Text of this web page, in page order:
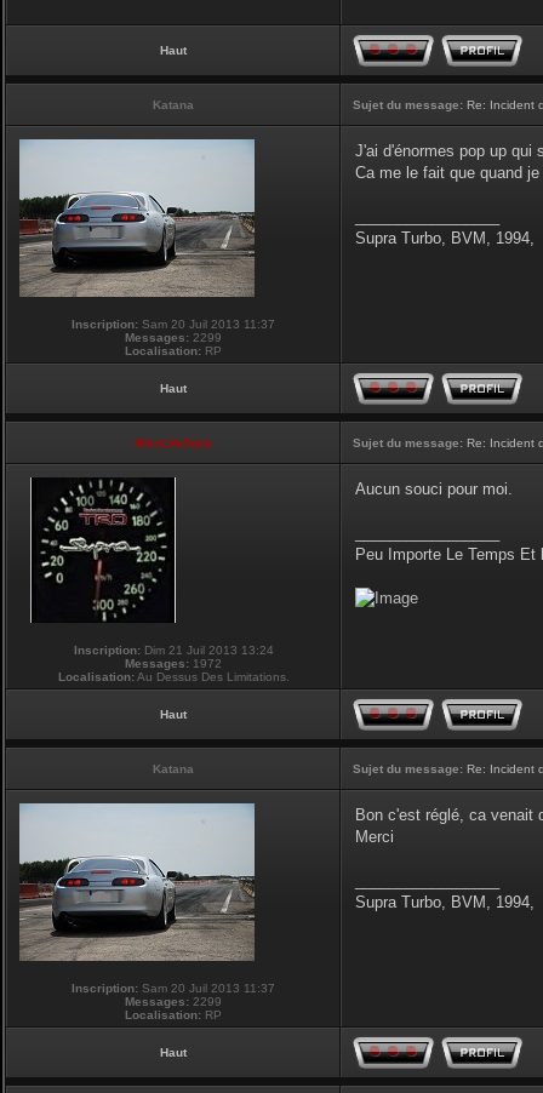
Haut
Katana Sujet du message: Re: Incident
Inscription: Sam 20 Juil 2013 11:37
Messages: 2299
Localisation: RP
J'ai d'énormes pop up qui
Ca me le fait que quand
Supra Turbo, BVM, 1994,
Haut
NikoLifeStyle Sujet du message: Re: Incident
Inscription:Dim 21 Juil 2013 13:24
Messages: 1972
Localisation:Au Dessus Des Limitations.
Aucun souci pour moi.
Peu Importe Le Temps Et
Haut
Katana Sujet du message: Re: Incident
Inscription: Sam 20 Juil 2013 11:37
Messages: 2299
Localisation: RP
Bon c'est réglé, ca venait
Merci
Supra Turbo, BVM, 1994,
Haut